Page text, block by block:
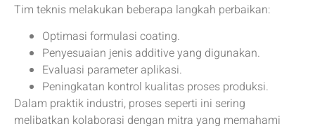
Tim teknis melakukan beberapa langkah perbaikan:
Optimasi formulasi coating.
Penyesuaian jenis additive yang digunakan.
Evaluasi parameter aplikasi.
Peningkatan kontrol kualitas proses produksi.
Dalam praktik industri, proses seperti ini sering
melibatkan kolaborasi dengan mitra yang memahami